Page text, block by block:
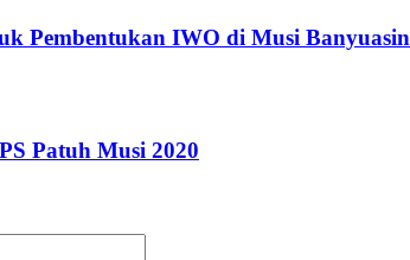
Pembentukan IWO di Musi Banyuasin
Patuh Musi 2020